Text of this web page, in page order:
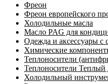
Фреон
Фреон европейского
Холодильные масла
Масло PAG для
Одежда и аксессуары
Химические
Теплоносители
Теплоносители Теплый
Холодильный